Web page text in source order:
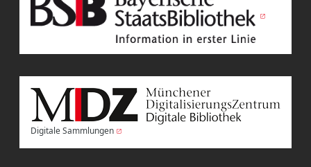
Digitale Sammlungen